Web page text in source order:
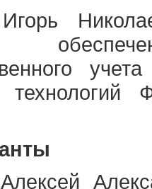
технологий